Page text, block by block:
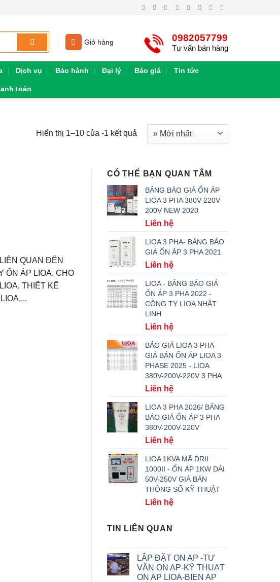
Giỏ hàng 0982057799
Tư vấn bán hàng
Dịch vụ Bảo hành Đại lý Báo giá Tin tức
toán
Hiển thị 1–10 của -1 kết quả
QUAN ĐẾN
ỔN ÁP LIOA, CHO
THIẾT KẾ
CÓ THỂ BẠN QUAN TÂM
BẢNG BÁO GIÁ ỔN ÁP
LIOA 3 PHA 380V 220V
200V NEW 2020
Liên hệ
LIOA 3 PHA- BẢNG BÁO
GIÁ ỔN ÁP 3 PHA 2021
Liên hệ
LIOA - BẢNG BÁO GIÁ
ỔN ÁP 3 PHA 2022 -
CÔNG TY LIOA NHẬT
LINH
Liên hệ
BÁO GIÁ LIOA 3 PHA-
GIÁ BÁN ỔN ÁP LIOA 3
PHASE 2025 - LIOA
380V-200V-220V 3 PHA
Liên hệ
LIOA 3 PHA 2026/ BẢNG
BÁO GIÁ ỔN ÁP 3 PHA
380V-200V-220V
Liên hệ
LIOA 1KVA MÃ DRII
1000II - ỔN ÁP 1KW DẢI
50V-250V GIÁ BÁN
THÔNG SỐ KỸ THUẬT
Liên hệ
TIN LIÊN QUAN
LẮP ĐẶT ON AP -TƯ
VẤN ON AP-KỸ THUẠT
ON AP LIOA-BIEN AP